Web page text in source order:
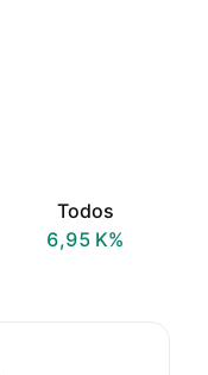
Todos
‪6,95 K‬%